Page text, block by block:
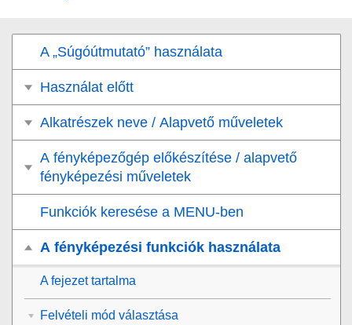
A „Súgóútmutató” használata
Használat előtt
Alkatrészek neve / Alapvető műveletek
A fényképezőgép előkészítése / alapvető
fényképezési műveletek
Funkciók keresése a MENU-ben
A fényképezési funkciók használata
A fejezet tartalma
Felvételi mód választása